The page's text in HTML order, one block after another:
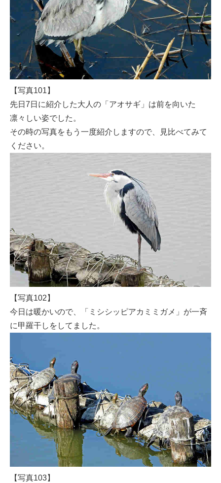
【写真101】
先日7日に紹介した大人の「アオサギ」は前を向いた
凛々しい姿でした。
その時の写真をもう一度紹介しますので、見比べてみて
ください。
【写真102】
今日は暖かいので、「ミシシッピアカミミガメ」が一斉
に甲羅干しをしてました。
【写真103】